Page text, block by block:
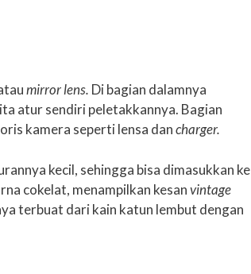
mirror lens. Di bagian dalamnya
atur sendiri peletakkannya. Bagian
kamera seperti lensa dancharger.
kecil, sehingga bisa dimasukkan ke
cokelat, menampilkan kesanvintage
terbuat dari kain katun lembut dengan